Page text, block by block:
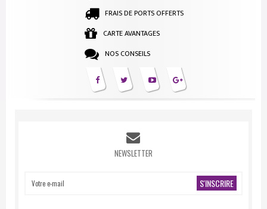
FRAIS DE PORTS OFFERTS
CARTE AVANTAGES
NOS CONSEILS
NEWSLETTER
S'INSCRIRE